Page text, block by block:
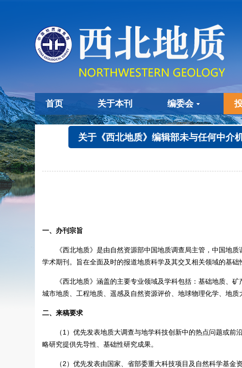
首页 关于本刊 编委会
征稿
一、办刊宗旨
《西北地质》是由自然资源部中国地质调查局主管，中国地
学术期刊。旨在全面及时的报道地质科学及其交叉相关领域的基础
《西北地质》涵盖的主要专业领域及学科包括：基础地质、
城市地质、工程地质、遥感及自然资源评价、地球物理化学、地质
二、来稿要求
（1）优先发表地质大调查与地学科技创新中的热点问题或
略研究提供先导性、基础性研究成果。
（2）优先发表由国家、省部委重大科技项目及自然科学基金
关于《西北地质》编辑部未与任何